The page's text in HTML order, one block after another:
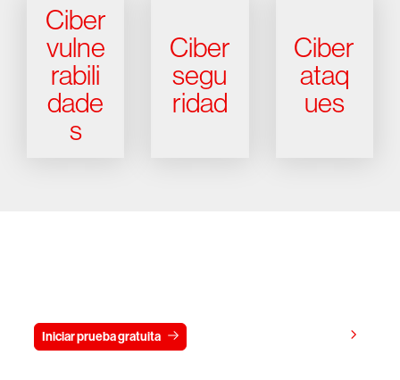
Ciber
vulne
rabili
dade
s
Ciber
segu
ridad
Ciber
ataq
ues
Iniciar prueba gratuita